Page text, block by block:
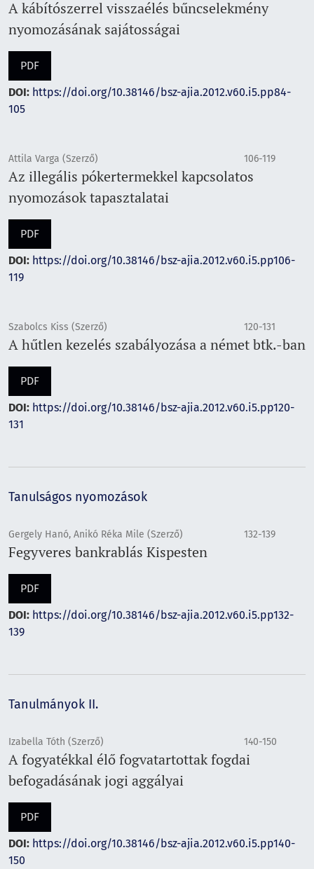
A kábítószerrel visszaélés bűncselekmény
nyomozásának sajátosságai
PDF
DOI: https://doi.org/10.38146/bsz-ajia.2012.v60.i5.pp84-
105
Attila Varga (Szerző) 106-119
Az illegális pókertermekkel kapcsolatos
nyomozások tapasztalatai
PDF
DOI: https://doi.org/10.38146/bsz-ajia.2012.v60.i5.pp106-
119
Szabolcs Kiss (Szerző) 120-131
A hűtlen kezelés szabályozása a német btk.-ban
PDF
DOI: https://doi.org/10.38146/bsz-ajia.2012.v60.i5.pp120-
131
Tanulságos nyomozások
Gergely Hanó, Anikó Réka Mile (Szerző) 132-139
Fegyveres bankrablás Kispesten
PDF
DOI: https://doi.org/10.38146/bsz-ajia.2012.v60.i5.pp132-
139
Tanulmányok II.
Izabella Tóth (Szerző) 140-150
A fogyatékkal élő fogvatartottak fogdai
befogadásának jogi aggályai
PDF
DOI: https://doi.org/10.38146/bsz-ajia.2012.v60.i5.pp140-
150